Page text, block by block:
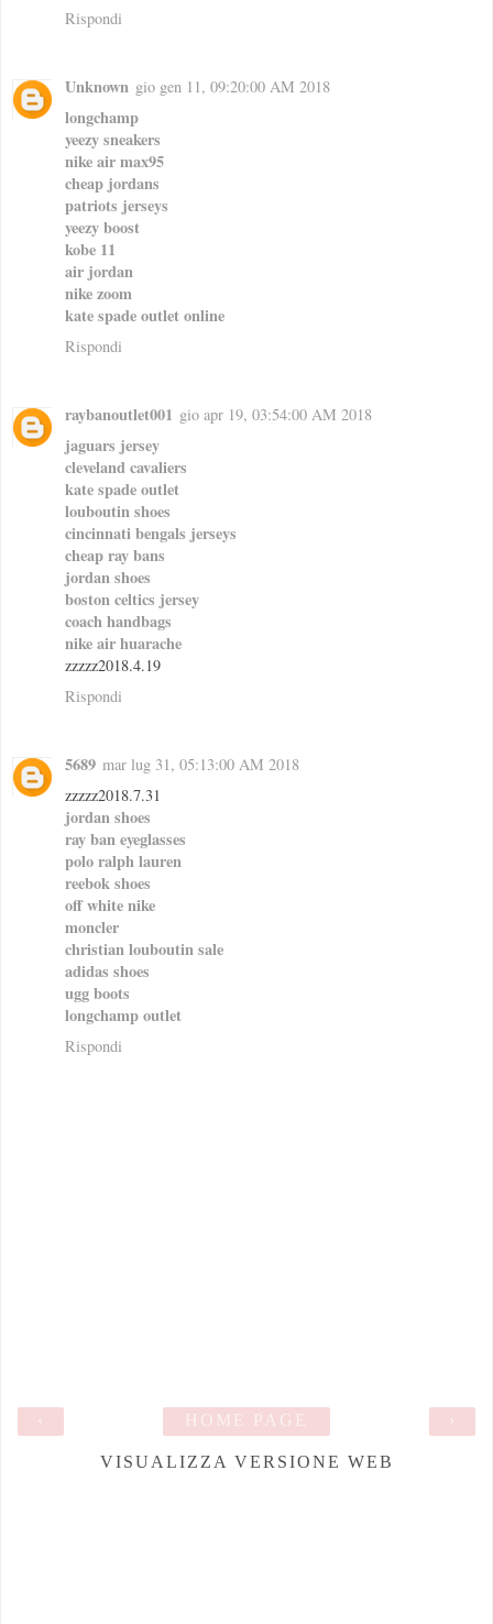
Rispondi
Unknown gio gen 11, 09:20:00 AM 2018
longchamp
yeezy sneakers
nike air max95
cheap jordans
patriots jerseys
yeezy boost
kobe 11
air jordan
nike zoom
kate spade outlet online
Rispondi
raybanoutlet001 gio apr 19, 03:54:00 AM 2018
jaguars jersey
cleveland cavaliers
kate spade outlet
louboutin shoes
cincinnati bengals jerseys
cheap ray bans
jordan shoes
boston celtics jersey
coach handbags
nike air huarache
zzzzz2018.4.19
Rispondi
5689 mar lug 31, 05:13:00 AM 2018
zzzzz2018.7.31
jordan shoes
ray ban eyeglasses
polo ralph lauren
reebok shoes
off white nike
moncler
christian louboutin sale
adidas shoes
ugg boots
longchamp outlet
Rispondi
›
HOME PAGE
VISUALIZZA VERSIONE WEB